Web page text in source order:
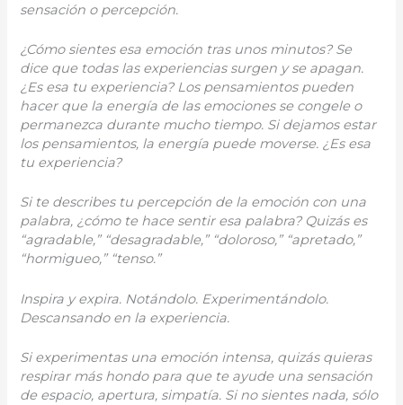
sensación o percepción.
¿Cómo sientes esa emoción tras unos minutos? Se
dice que todas las experiencias surgen y se apagan.
¿Es esa tu experiencia? Los pensamientos pueden
hacer que la energía de las emociones se congele o
permanezca durante mucho tiempo. Si dejamos estar
los pensamientos, la energía puede moverse. ¿Es esa
tu experiencia?
Si te describes tu percepción de la emoción con una
palabra, ¿cómo te hace sentir esa palabra? Quizás es
“agradable,” “desagradable,” “doloroso,” “apretado,”
“hormigueo,” “tenso.”
Inspira y expira. Notándolo. Experimentándolo.
Descansando en la experiencia.
Si experimentas una emoción intensa, quizás quieras
respirar más hondo para que te ayude una sensación
de espacio, apertura, simpatía. Si no sientes nada, sólo